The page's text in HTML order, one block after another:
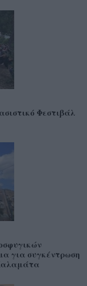
Φεστιβάλ
για συγκέντρωση